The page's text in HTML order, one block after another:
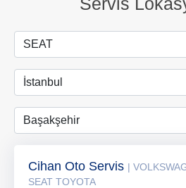
Cihan Oto Servis |
SEAT TOYOTA